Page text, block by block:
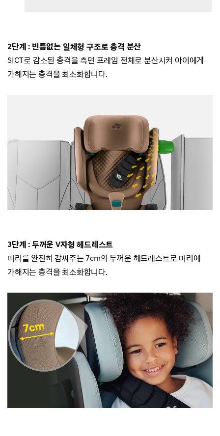
2단계 : 빈틈없는 일체형 구조로 충격 분산
SICT로 감소된 충격을 측면 프레임 전체로분산시켜 아이에게
가해지는 충격을 최소화합니다.
3단계 : 두꺼운 V자형 헤드레스트
머리를 완전히 감싸주는 7cm의 두꺼운 헤드레스트로 머리에
가해지는 충격을 최소화합니다.